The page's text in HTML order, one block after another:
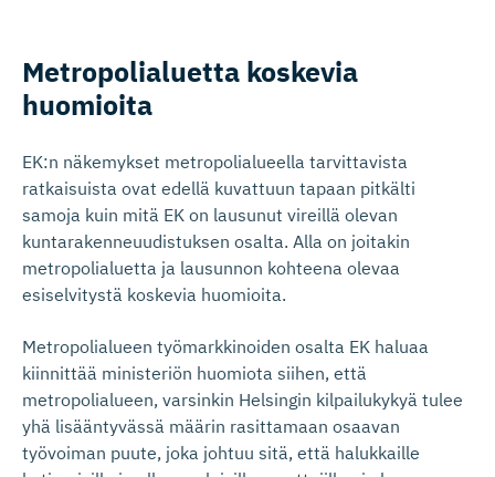
Metropolia­luetta koskevia
huomioita
EK:n näkemykset metropolialueella tarvittavista
ratkaisuista ovat edellä kuvattuun tapaan pitkälti
samoja kuin mitä EK on lausunut vireillä olevan
kuntarakenneuudistuksen osalta. Alla on joitakin
metropolialuetta ja lausunnon kohteena olevaa
esiselvitystä koskevia huomioita.
Metropolialueen työmarkkinoiden osalta EK haluaa
kiinnittää ministeriön huomiota siihen, että
metropolialueen, varsinkin Helsingin kilpailukykyä tulee
yhä lisääntyvässä määrin rasittamaan osaavan
työvoiman puute, joka johtuu sitä, että halukkaille